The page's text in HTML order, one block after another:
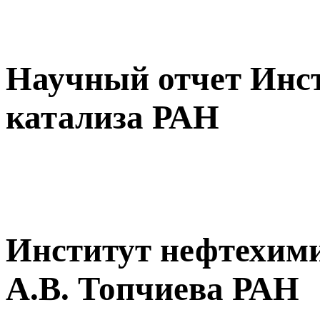
Научный отчет
катализа РАН
Институт
А.В. Топчиева РАН